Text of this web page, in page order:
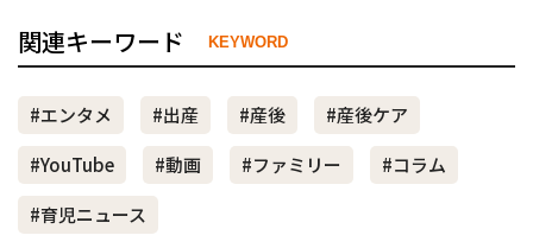
関連キーワード KEYWORD
#エンタメ #出産 #産後
#産後ケア
#YouTube
#動画 #ファミリー
#コラム
#育児ニュース